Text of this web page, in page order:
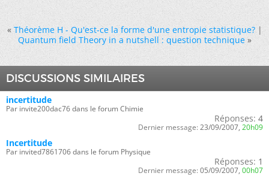
« Théorème H - Qu'est-ce la forme d'une entropie statistique?|
Quantum field Theory in a nutshell : question technique »
DISCUSSIONS SIMILAIRES
incertitude
Par invite200dac76 dans le forum Chimie
Réponses: 4
Dernier message: 23/09/2007, 20h09
Incertitude
Par invited7861706 dans le forum Physique
Réponses: 1
Dernier message: 05/09/2007, 00h07